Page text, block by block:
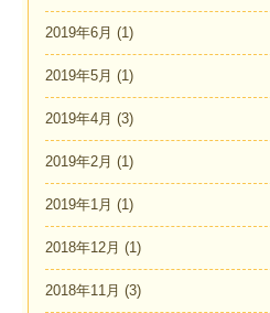
2019年6月 (1)
2019年5月 (1)
2019年4月 (3)
2019年2月 (1)
2019年1月 (1)
2018年12月 (1)
2018年11月 (3)